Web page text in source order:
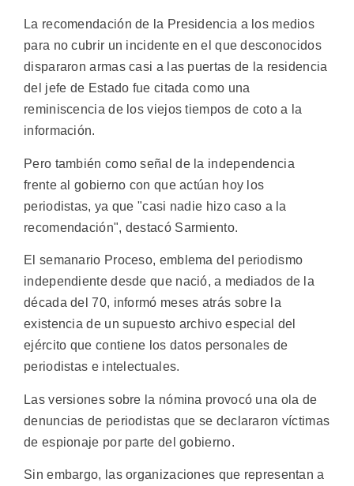
La recomendación de la Presidencia a los medios
para no cubrir un incidente en el que desconocidos
dispararon armas casi a las puertas de la residencia
del jefe de Estado fue citada como una
reminiscencia de los viejos tiempos de coto a la
información.
Pero también como señal de la independencia
frente al gobierno con que actúan hoy los
periodistas, ya que "casi nadie hizo caso a la
recomendación", destacó Sarmiento.
El semanario Proceso, emblema del periodismo
independiente desde que nació, a mediados de la
década del 70, informó meses atrás sobre la
existencia de un supuesto archivo especial del
ejército que contiene los datos personales de
periodistas e intelectuales.
Las versiones sobre la nómina provocó una ola de
denuncias de periodistas que se declararon víctimas
de espionaje por parte del gobierno.
Sin embargo, las organizaciones que representan a